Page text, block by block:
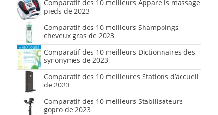
Comparatif des 10 meilleurs Appareils massage
pieds de 2023
Comparatif des 10 meilleurs Shampoings
cheveux gras de 2023
Comparatif des 10 meilleurs Dictionnaires des
synonymes de 2023
Comparatif des 10 meilleures Stations d’accueil
de 2023
Comparatif des 10 meilleurs Stabilisateurs
gopro de 2023